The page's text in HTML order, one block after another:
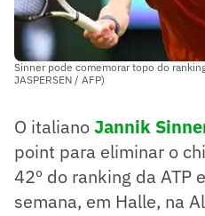
Sinner pode comemorar topo do
JASPERSEN / AFP)
O italianoJannik
point para eliminar o
42º do ranking da ATP
semana, em Halle, na